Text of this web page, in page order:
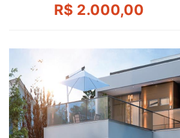
R$ 2.000,00